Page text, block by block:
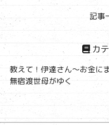
記事
カ
教えて！伊達さん～お金に
無宿渡世母がゆく